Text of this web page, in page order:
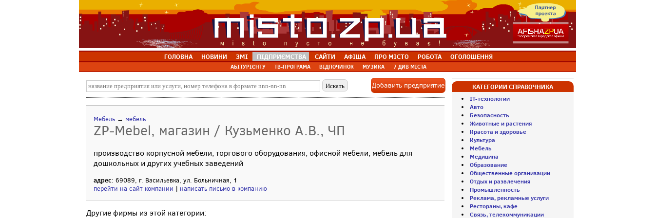
ГОЛОВНА НОВИНИ ЗМІ ПІДПРИЄМСТВА САЙТИ АФІША ПРО МІСТО РОБОТА ОГОЛОШЕННЯ
АБІТУРІЄНТУ ТВ-ПРОГРАМА ВІДПОЧИНОК МУЗИКА 7 ДИВ МІСТА
Добавить предприятие
Мебель → мебель
ZP-Mebel, магазин / Кузьменко А.В., ЧП
производство корпусной мебели, торгового оборудования, офисной мебели, мебель для
дошкольных и других учебных заведений
адрес: 69089, г. Васильевка, ул. Больничная, 1
перейти на сайт компании | написать письмо в компанию
Другие фирмы из этой категории:
КАТЕГОРИИ СПРАВОЧНИКА
IT-технологии
Авто
Безопасность
Животные и растения
Красота и здоровье
Культура
Мебель
Медицина
Образование
Общественные организации
Отдых и развлечения
Промышленность
Реклама, рекламные услуги
Рестораны, кафе
Связь, телекоммуникации